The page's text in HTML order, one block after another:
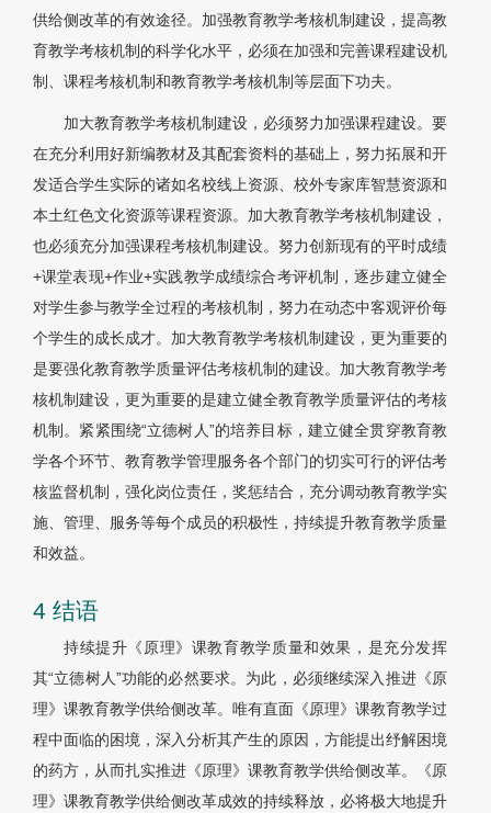
供给侧改革的有效途径。加强教育教学考核机制建设，提高教
育教学考核机制的科学化水平，必须在加强和完善课程建设机
制、课程考核机制和教育教学考核机制等层面下功夫。
加大教育教学考核机制建设，必须努力加强课程建设。要
在充分利用好新编教材及其配套资料的基础上，努力拓展和开
发适合学生实际的诸如名校线上资源、校外专家库智慧资源和
本土红色文化资源等课程资源。加大教育教学考核机制建设，
也必须充分加强课程考核机制建设。努力创新现有的平时成绩
+课堂表现+作业+实践教学成绩综合考评机制，逐步建立健全
对学生参与教学全过程的考核机制，努力在动态中客观评价每
个学生的成长成才。加大教育教学考核机制建设，更为重要的
是要强化教育教学质量评估考核机制的建设。加大教育教学考
核机制建设，更为重要的是建立健全教育教学质量评估的考核
机制。紧紧围绕“立德树人”的培养目标，建立健全贯穿教育教
学各个环节、教育教学管理服务各个部门的切实可行的评估考
核监督机制，强化岗位责任，奖惩结合，充分调动教育教学实
施、管理、服务等每个成员的积极性，持续提升教育教学质量
和效益。
4 结语
持续提升《原理》课教育教学质量和效果，是充分发挥
其“立德树人”功能的必然要求。为此，必须继续深入推进《原
理》课教育教学供给侧改革。唯有直面《原理》课教育教学过
程中面临的困境，深入分析其产生的原因，方能提出纾解困境
的药方，从而扎实推进《原理》课教育教学供给侧改革。《原
理》课教育教学供给侧改革成效的持续释放，必将极大地提升